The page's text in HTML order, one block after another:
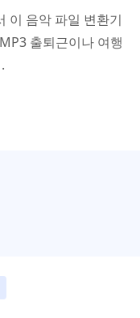
이 음악 파일 변환기
출퇴근이나 여행